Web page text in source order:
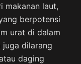
makanan laut,
berpotensi
urat di dalam
juga dilarang
daging